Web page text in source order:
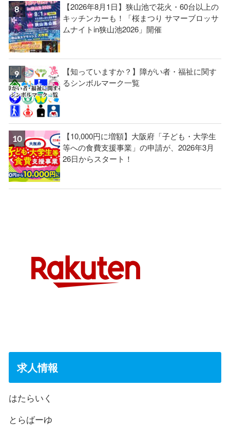
【2026年8月1日】狭山池で花火・60台以上の
キッチンカーも！「桜まつり サマーブロッサ
ムナイトin狭山池2026」開催
【知っていますか？】障がい者・福祉に関す
るシンボルマーク一覧
【10,000円に増額】大阪府「子ども・大学生
等への食費支援事業」の申請が、2026年3月
26日からスタート！
求人情報
はたらいく
とらばーゆ